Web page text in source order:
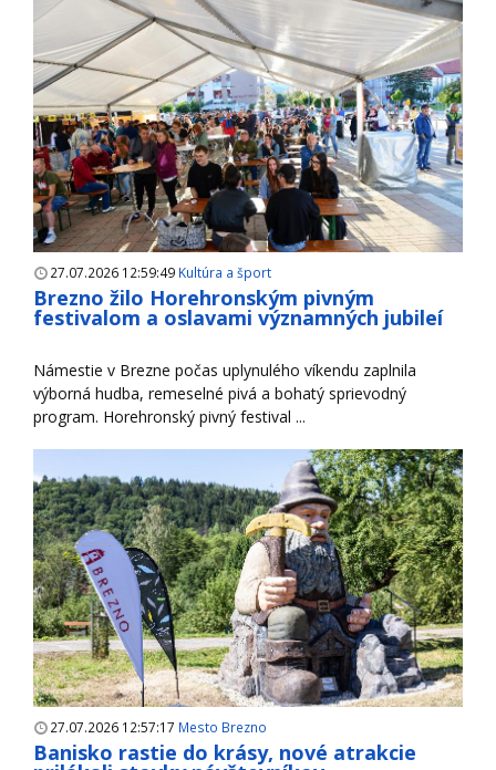
27.07.2026 12:59:49 Kultúra a šport
Brezno žilo Horehronským pivným
festivalom a oslavami významných jubileí
Námestie v Brezne počas uplynulého víkendu zaplnila
výborná hudba, remeselné pivá a bohatý sprievodný
program. Horehronský pivný festival ...
27.07.2026 12:57:17 Mesto Brezno
Banisko rastie do krásy, nové atrakcie